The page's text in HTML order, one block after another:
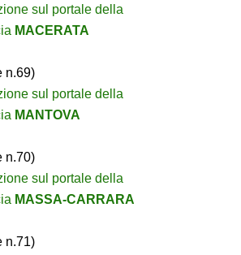
sul portale della
MACERATA
n.69)
sul portale della
MANTOVA
n.70)
sul portale della
MASSA-CARRARA
n.71)